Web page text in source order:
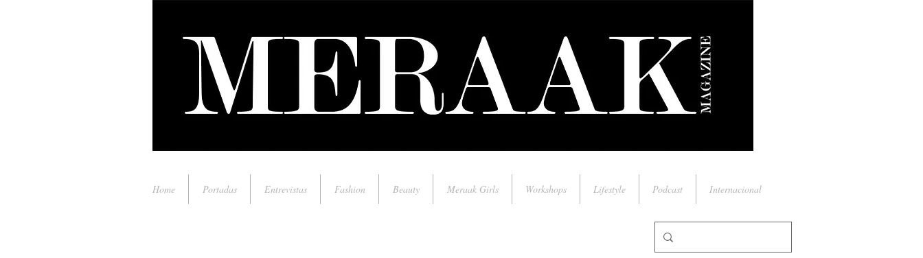
Home Portadas Entrevistas Fashion Beauty Meraak Girls Workshops Lifestyle Podcast Internacional